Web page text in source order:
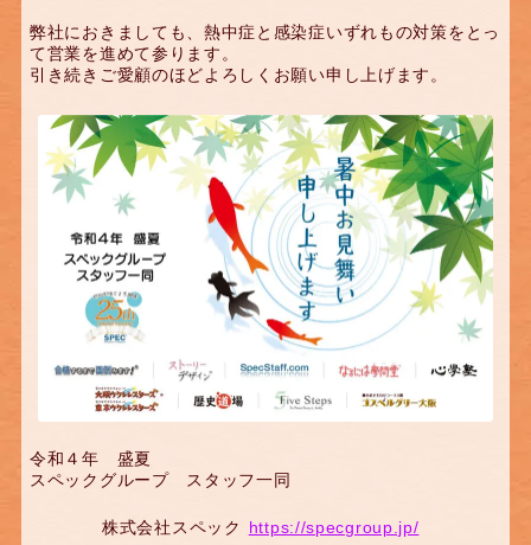
弊社におきましても、熱中症と感染症いずれもの対策をとっ
て営業を進めて参ります。
引き続きご愛顧のほどよろしくお願い申し上げます。
令和４年 盛夏
スペックグループ スタッフ一同
株式会社スペック https://specgroup.jp/